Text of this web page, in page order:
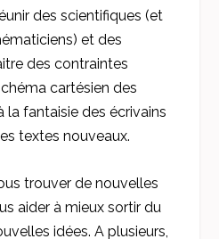
des scientifiques (et
et des
des contraintes
cartésien des
la fantaisie des écrivains
textes nouveaux.
trouver de nouvelles
aider à mieux sortir du
idées. A plusieurs,